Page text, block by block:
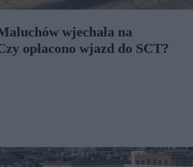
wjechała na
opłacono wjazd do SCT?